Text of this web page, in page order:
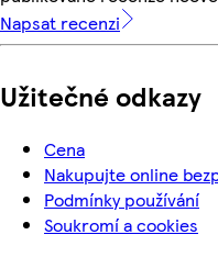
Napsat recenzi
Užitečné odkazy
Cena
Nakupujte online
Podmínky používání
Soukromí a cookies